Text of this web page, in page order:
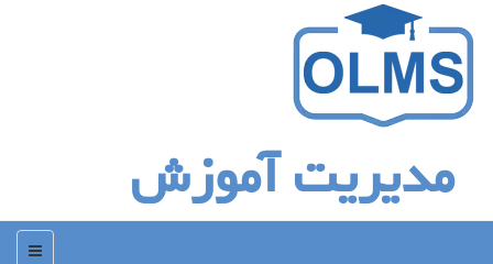
مدیریت آموزش
منو